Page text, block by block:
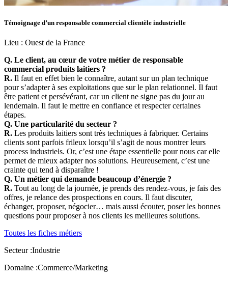
Témoignage d’un responsable commercial clientèle industrielle
Lieu : Ouest de la France
Q. Le client, au cœur de votre métier de responsable
commercial produits laitiers ?
R. Il faut en effet bien le connaître, autant sur un plan technique
pour s’adapter à ses exploitations que sur le plan relationnel. Il faut
être patient et persévérant, car un client ne signe pas du jour au
lendemain. Il faut le mettre en confiance et respecter certaines
étapes.
Q. Une particularité du secteur ?
R. Les produits laitiers sont très techniques à fabriquer. Certains
clients sont parfois frileux lorsqu’il s’agit de nous montrer leurs
process industriels. Or, c’est une étape essentielle pour nous car elle
permet de mieux adapter nos solutions. Heureusement, c’est une
crainte qui tend à disparaître !
Q. Un métier qui demande beaucoup d’énergie ?
R. Tout au long de la journée, je prends des rendez-vous, je fais des
offres, je relance des prospections en cours. Il faut discuter,
échanger, proposer, négocier… mais aussi écouter, poser les bonnes
questions pour proposer à nos clients les meilleures solutions.
Toutes les fiches métiers
Secteur :Industrie
Domaine :Commerce/Marketing